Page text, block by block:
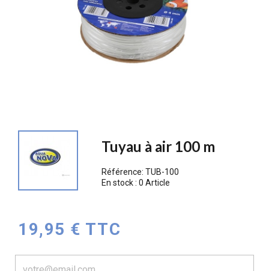
Tuyau à air 100 m
Référence:TUB-100
En stock :0 Article
19,95 € TTC